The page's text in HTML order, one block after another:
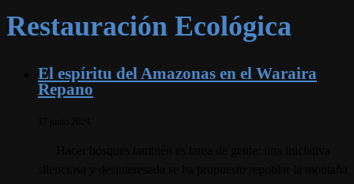
Restauración Ecológica
El espíritu del Amazonas en el Waraira
Repano